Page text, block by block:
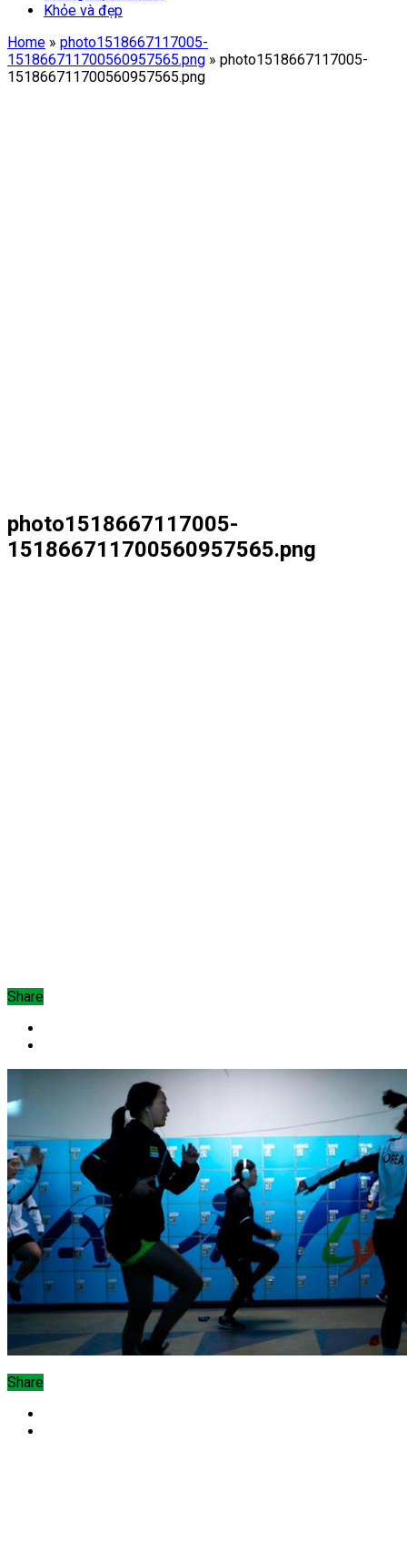
Khỏe và đẹp
Home » photo1518667117005-
151866711700560957565.png » photo1518667117005-
151866711700560957565.png
photo1518667117005-
151866711700560957565.png
Share
Share